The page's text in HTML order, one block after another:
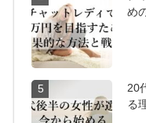
め
5
20
る